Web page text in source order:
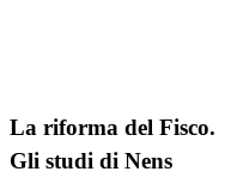
La riforma del Fisco.
Gli studi di Nens